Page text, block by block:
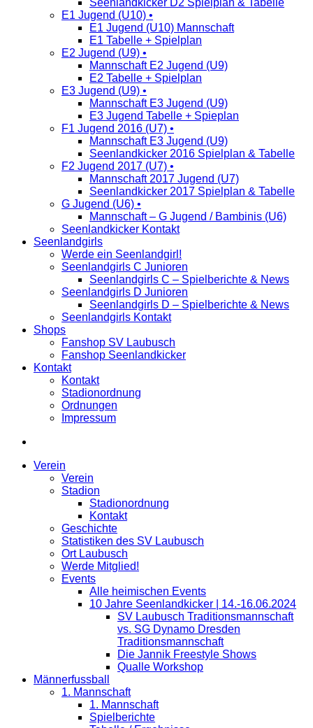
Seenlandkicker D2 Spielplan & Tabelle
E1 Jugend (U10) •
E1 Jugend (U10) Mannschaft
E1 Tabelle + Spielplan
E2 Jugend (U9) •
Mannschaft E2 Jugend (U9)
E2 Tabelle + Spielplan
E3 Jugend (U9) •
Mannschaft E3 Jugend (U9)
E3 Jugend Tabelle + Spieplan
F1 Jugend 2016 (U7) •
Mannschaft E3 Jugend (U9)
Seenlandkicker 2016 Spielplan & Tabelle
F2 Jugend 2017 (U7) •
Mannschaft 2017 Jugend (U7)
Seenlandkicker 2017 Spielplan & Tabelle
G Jugend (U6) •
Mannschaft – G Jugend / Bambinis (U6)
Seenlandkicker Kontakt
Seenlandgirls
Werde ein Seenlandgirl!
Seenlandgirls C Junioren
Seenlandgirls C – Spielberichte & News
Seenlandgirls D Junioren
Seenlandgirls D – Spielberichte & News
Seenlandgirls Kontakt
Shops
Fanshop SV Laubusch
Fanshop Seenlandkicker
Kontakt
Kontakt
Stadionordnung
Ordnungen
Impressum
Verein
Verein
Stadion
Stadionordnung
Kontakt
Geschichte
Statistiken des SV Laubusch
Ort Laubusch
Werde Mitglied!
Events
Alle heimischen Events
10 Jahre Seenlandkicker | 14.-16.06.2024
SV Laubusch Traditionsmannschaft
vs. SG Dynamo Dresden
Traditionsmannschaft
Die Jannik Freestyle Shows
Qualle Workshop
Männerfussball
1. Mannschaft
1. Mannschaft
Spielberichte